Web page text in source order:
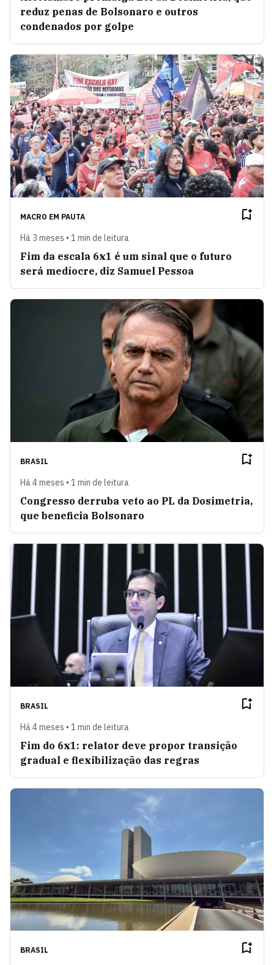
reduz penas de Bolsonaro e outros
condenados por golpe
MACRO EM PAUTA
Há 3 meses • 1 min de leitura
Fim da escala 6x1 é um sinal que o futuro
será medíocre, diz Samuel Pessoa
BRASIL
Há 4 meses • 1 min de leitura
Congresso derruba veto ao PL da Dosimetria,
que beneficia Bolsonaro
BRASIL
Há 4 meses • 1 min de leitura
Fim do 6x1: relator deve propor transição
gradual e flexibilização das regras
BRASIL